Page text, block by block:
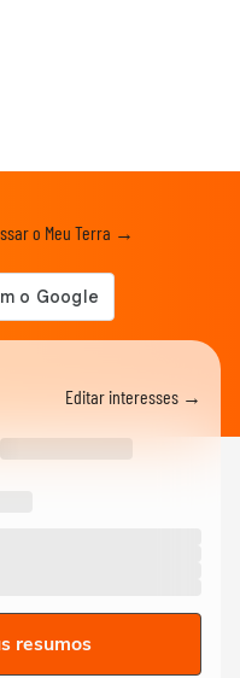
o Meu Terra →
Editar interesses →
resumos